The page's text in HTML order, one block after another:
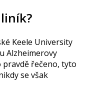
Keele University
Alzheimerovy
pravdě řečeno, tyto
se však